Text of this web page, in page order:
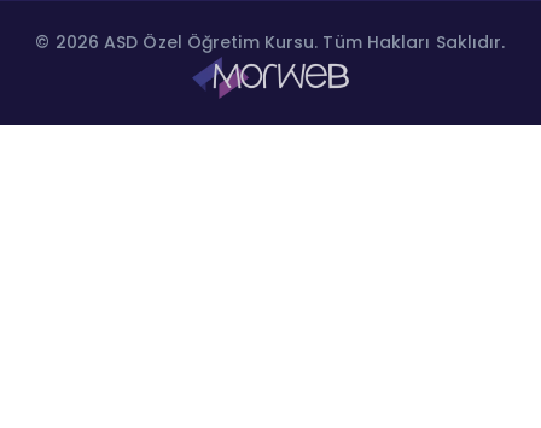
© 2026 ASD Özel Öğretim Kursu. Tüm Hakları Saklıdır.